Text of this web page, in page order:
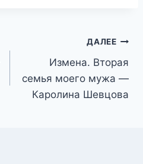
ДАЛЕЕ
Измена. Вторая
семья моего мужа —
Каролина Шевцова